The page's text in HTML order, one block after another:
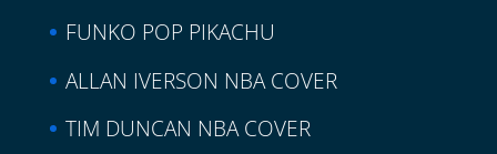
FUNKO POP PIKACHU
ALLAN IVERSON NBA COVER
TIM DUNCAN NBA COVER